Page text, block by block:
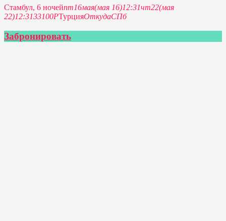
Стамбул, 6 ночейпт16мая(мая 16)12:31чт22(мая
22)12:3133100PТурцияОткудаСПб
Забронировать